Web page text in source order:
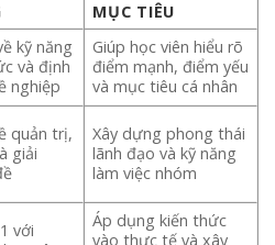
MỤC TIÊU
kỹ năng
và định
nghiệp
Giúp học viên hiểu rõ
điểm mạnh, điểm yếu
và mục tiêu cá nhân
quản trị,
giải
Xây dựng phong thái
lãnh đạo và kỹ năng
làm việc nhóm
với
Áp dụng kiến thức
vào thực tế và xây